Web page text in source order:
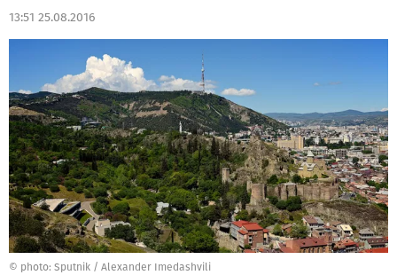
13:51 25.08.2016
© photo: Sputnik / Alexander Imedashvili